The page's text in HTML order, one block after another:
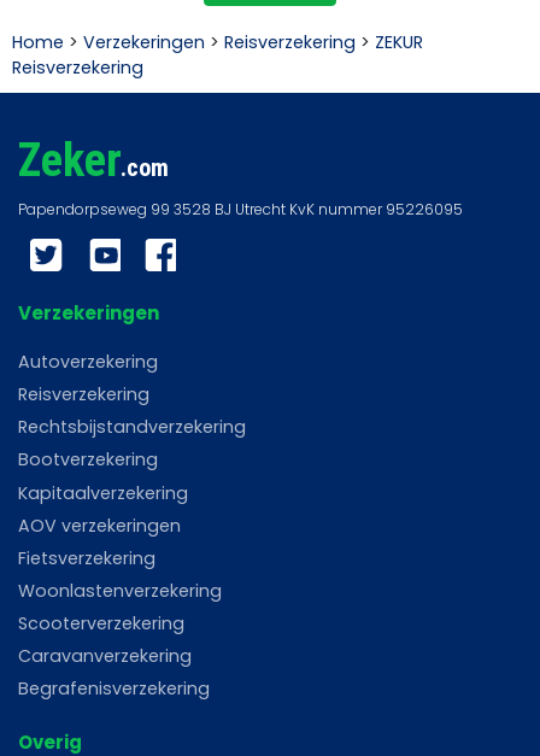
Home > Verzekeringen > Reisverzekering > ZEKUR
Reisverzekering
Zeker.com
Twitter YouTube
Verzekeringen
Autoverzekering
Reisverzekering
Rechtsbijstandverzekering
Bootverzekering
Kapitaalverzekering
AOV verzekeringen
Fietsverzekering
Woonlastenverzekering
Scooterverzekering
Caravanverzekering
Begrafenisverzekering
Overig